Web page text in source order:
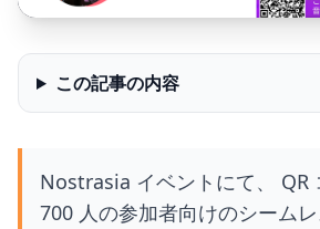
この記事の内容
Nostrasia イベントにて、 QR
700 人の参加者向けのシーム